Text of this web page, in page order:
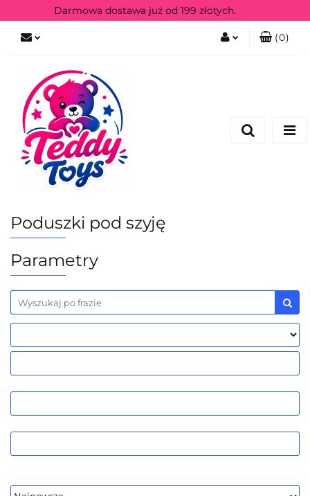
Darmowa dostawa już od 199 złotych.
(0)
Poduszki pod szyję
Parametry